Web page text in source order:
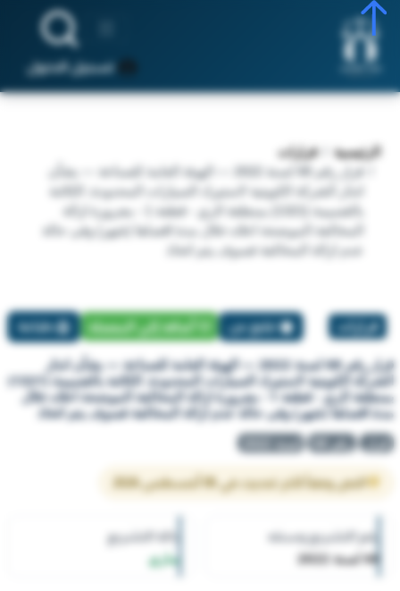
تسجيل الدخول
الرئيسية
قرارات
قرار رقم 68 لسنة 2022 — الهيئة العامة للصناعة — بشأن
انذار الشركة الكويتية لاستيراد السيارات المحدودة. الكائنة
بالقسيمة (1321) بمنطقة الري - قطعة 1 - بضرورة ازالة
المخالفة الموضحة اعلاه خلال مدة اقصاها (شهر) وفى حالة
عدم ازالة المخالفة فسوف يتم اتخاذ
قرارات تبليغ عن أضافة إلي المفضلة طباعة
قرار رقم 68 لسنة 2022 — الهيئة العامة للصناعة — بشأن انذار
الشركة الكويتية لاستيراد السيارات المحدودة. الكائنة بالقسيمة (1321)
بمنطقة الري - قطعة 1 - بضرورة ازالة المخالفة الموضحة اعلاه خلال
مدة اقصاها (شهر) وفى حالة عدم ازالة المخالفة فسوف يتم اتخاذ
قرار رقم 68 لسنة 2022
النص وفقاً لآخر تحديث في 05 أغسطس 2026
رقم التشريع وسنته
68 لسنة 2022
حالة التشريع
ساري